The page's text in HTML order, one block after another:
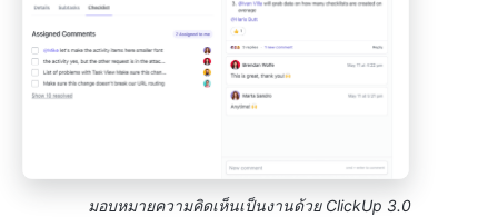
มอบหมายความคิดเห็นเป็นงานด้วย ClickUp 3.0